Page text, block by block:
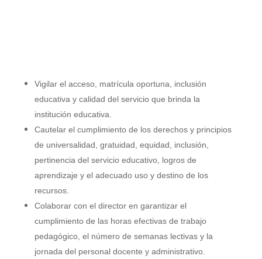
Vigilar el acceso, matrícula oportuna, inclusión
educativa y calidad del servicio que brinda la
institución educativa.
Cautelar el cumplimiento de los derechos y principios
de universalidad, gratuidad, equidad, inclusión,
pertinencia del servicio educativo, logros de
aprendizaje y el adecuado uso y destino de los
recursos.
Colaborar con el director en garantizar el
cumplimiento de las horas efectivas de trabajo
pedagógico, el número de semanas lectivas y la
jornada del personal docente y administrativo.